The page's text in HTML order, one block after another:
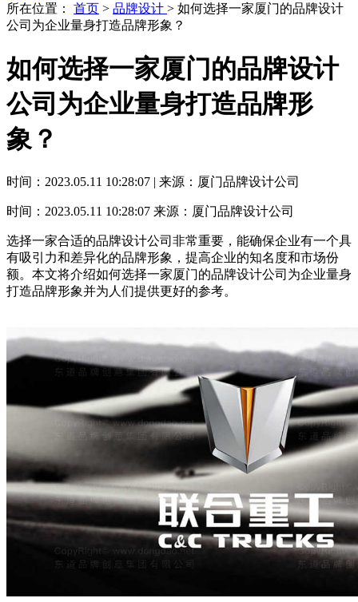
所在位置： 首页 > 品牌设计 > 如何选择一家厦门的品牌设计
公司为企业量身打造品牌形象？
如何选择一家厦门的品牌设计
公司为企业量身打造品牌形
象？
时间：2023.05.11 10:28:07 | 来源：厦门品牌设计公司
时间：2023.05.11 10:28:07 来源：厦门品牌设计公司
选择一家合适的品牌设计公司非常重要，能确保企业有一个具
有吸引力和差异化的品牌形象，提高企业的知名度和市场份
额。本文将介绍如何选择一家厦门的品牌设计公司为企业量身
打造品牌形象并为人们提供更好的参考。